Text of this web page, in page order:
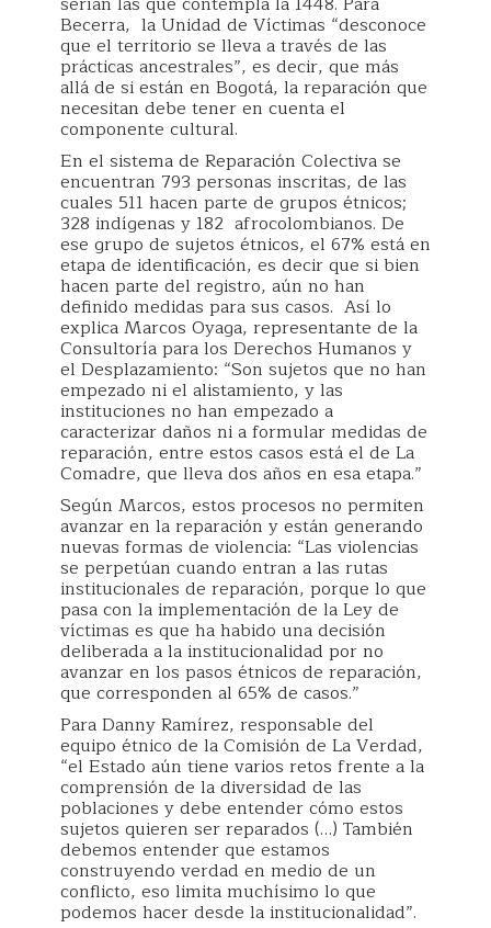
Becerra, la Unidad de Víctimas “desconoce
que el territorio se lleva a través de las
prácticas ancestrales”, es decir, que más
allá de si están en Bogotá, la reparación que
necesitan debe tener en cuenta el
componente cultural.
En el sistema de Reparación Colectiva se
encuentran 793 personas inscritas, de las
cuales 511 hacen parte de grupos étnicos;
328 indígenas y 182 afrocolombianos. De
ese grupo de sujetos étnicos, el 67% está en
etapa de identificación, es decir que si bien
hacen parte del registro, aún no han
definido medidas para sus casos. Así lo
explica Marcos Oyaga, representante de la
Consultoría para los Derechos Humanos y
el Desplazamiento: “Son sujetos que no han
empezado ni el alistamiento, y las
instituciones no han empezado a
caracterizar daños ni a formular medidas de
reparación, entre estos casos está el de La
Comadre, que lleva dos años en esa etapa.”
Según Marcos, estos procesos no permiten
avanzar en la reparación y están generando
nuevas formas de violencia: “Las violencias
se perpetúan cuando entran a las rutas
institucionales de reparación, porque lo que
pasa con la implementación de la Ley de
víctimas es que ha habido una decisión
deliberada a la institucionalidad por no
avanzar en los pasos étnicos de reparación,
que corresponden al 65% de casos.”
Para Danny Ramírez, responsable del
equipo étnico de la Comisión de La Verdad,
“el Estado aún tiene varios retos frente a la
comprensión de la diversidad de las
poblaciones y debe entender cómo estos
sujetos quieren ser reparados (…) También
debemos entender que estamos
construyendo verdad en medio de un
conflicto, eso limita muchísimo lo que
podemos hacer desde la institucionalidad”.